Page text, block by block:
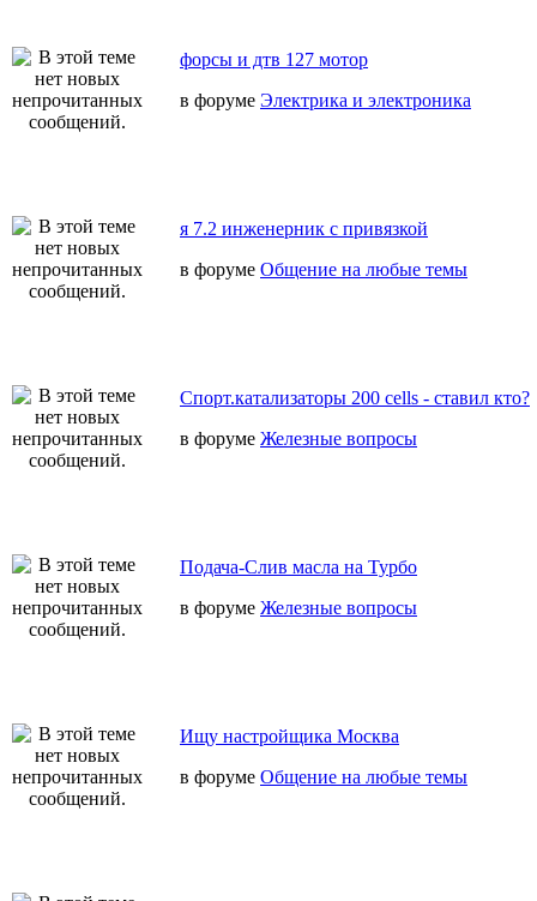
форсы и дтв 127 мотор
в форуме Электрика и электроника
я 7.2 инженерник с привязкой
в форуме Общение на любые темы
Спорт.катализаторы 200 cells - ставил кто?
в форуме Железные вопросы
Подача-Слив масла на Турбо
в форуме Железные вопросы
Ищу настройщика Москва
в форуме Общение на любые темы